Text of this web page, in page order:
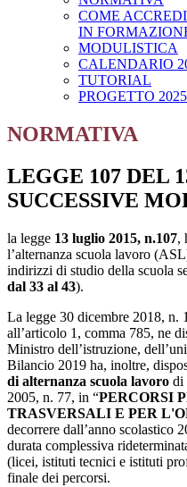
COME
IN
MODULISTICA
CALENDARIO
TUTORIAL
PROGETTO
NORMATIVA
LEGGE 107 DEL
SUCCESSIVE
la legge 13 luglio 2015, n.107,
l’alternanza scuola lavoro
indirizzi di studio della scuola
dal 33 al 43).
La legge 30 dicembre 2018, n.
all’articolo 1, comma 785, ne
Ministro dell’istruzione,
Bilancio 2019 ha, inoltre,
di alternanza scuola lavoro di
2005, n. 77, in “PERCORSI
TRASVERSALI E PER
decorrere dall’anno scolastico
durata complessiva
(licei, istituti tecnici e istituti
finale dei percorsi.